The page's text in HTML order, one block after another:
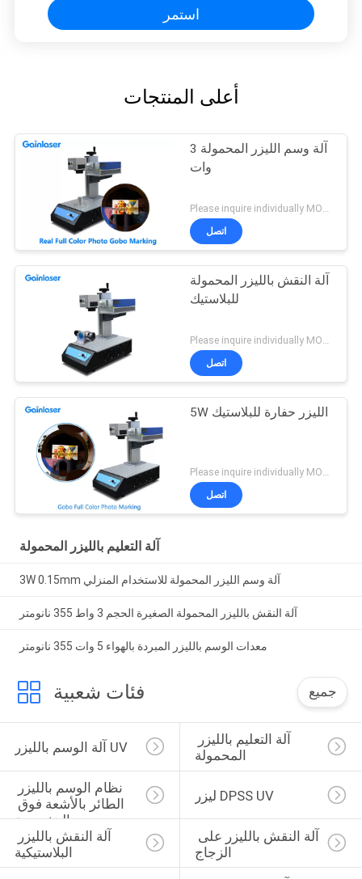
استمر
أعلى المنتجات
آلة وسم الليزر المحمولة 3
وات
Please inquire individually MOQ:1
اتصل
آلة النقش بالليزر المحمولة
للبلاستيك
اتصل
5W الليزر حفارة للبلاستيك
اتصل
آلة التعليم بالليزر المحمولة
3W 0.15mm آلة وسم الليزر المحمولة للاستخدام المنزلي
آلة النقش بالليزر المحمولة الصغيرة الحجم 3 واط 355 نانومتر
معدات الوسم بالليزر المبردة بالهواء 5 وات 355 نانومتر
فئات شعبية جميع
آلة الوسم بالليزر UV
آلة التعليم بالليزر
المحمولة
نظام الوسم بالليزر
الطائر بالأشعة فوق
البنفسجية
ليزر DPSS UV
آلة النقش بالليزر
البلاستيكية
آلة النقش بالليزر على
الزجاج